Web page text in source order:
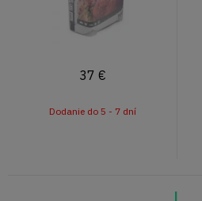
37 €
Dodanie do 5 - 7 dní